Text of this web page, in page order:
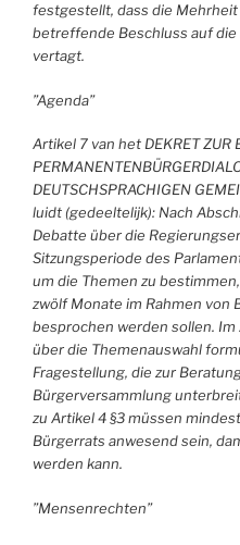
festgestellt, dass die
betreffende Beschluss auf
vertagt.
”Agenda”
Artikel 7 van het DEKRET ZUR
DEUTSCHSPRACHIGEN
luidt (gedeeltelijk): Nach
Debatte über die
Sitzungsperiode des
um die Themen zu
zwölf Monate im Rahmen von
besprochen werden sollen.
über die Themenauswahl
Fragestellung, die zur
Bürgerversammlung
zu Artikel 4 §3 müssen
Bürgerrats anwesend sein,
werden kann.
”Mensenrechten”